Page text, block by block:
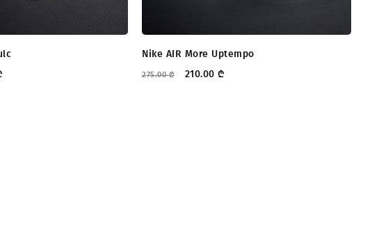
Nike AIR More Uptempo
275.00₾ 210.00 ₾